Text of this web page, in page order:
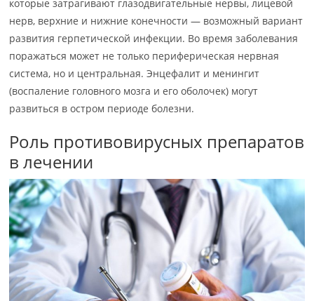
которые затрагивают глазодвигательные нервы, лицевой
нерв, верхние и нижние конечности — возможный вариант
развития герпетической инфекции. Во время заболевания
поражаться может не только периферическая нервная
система, но и центральная. Энцефалит и менингит
(воспаление головного мозга и его оболочек) могут
развиться в остром периоде болезни.
Роль противовирусных препаратов
в лечении